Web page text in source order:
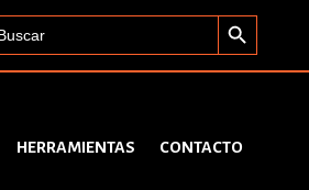
Search Button
HERRAMIENTAS CONTACTO